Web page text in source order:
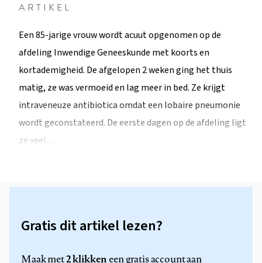
ARTIKEL
Een 85-jarige vrouw wordt acuut opgenomen op de
afdeling Inwendige Geneeskunde met koorts en
kortademigheid. De afgelopen 2 weken ging het thuis
matig, ze was vermoeid en lag meer in bed. Ze krijgt
intraveneuze antibiotica omdat een lobaire pneumonie
wordt geconstateerd. De eerste dagen op de afdeling ligt
ze veel…
Gratis dit artikel lezen?
Maak met2 klikkeneen gratis account aan